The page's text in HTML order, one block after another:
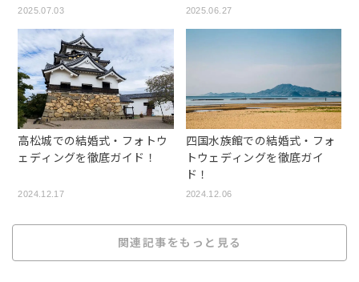
徹底ガイド！
2025.07.03 2025.06.27
高松城での結婚式・フォトウ
ェディングを徹底ガイド！
2024.12.17
四国水族館での結婚式・フォ
トウェディングを徹底ガイ
ド！
2024.12.06
関連記事をもっと見る